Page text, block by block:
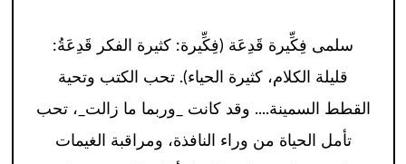
سلمى فِكِّيرة قَدِعَة (فِكِّيرة: كثيرة الفكر قَدِعَةُ:
قليلة الكلام، كثيرة الحياء). تحب الكتب وتحية
القطط السمينة.... وقد كانت _وربما ما زالت_، تحب
تأمل الحياة من وراء النافذة، ومراقبة الغيمات